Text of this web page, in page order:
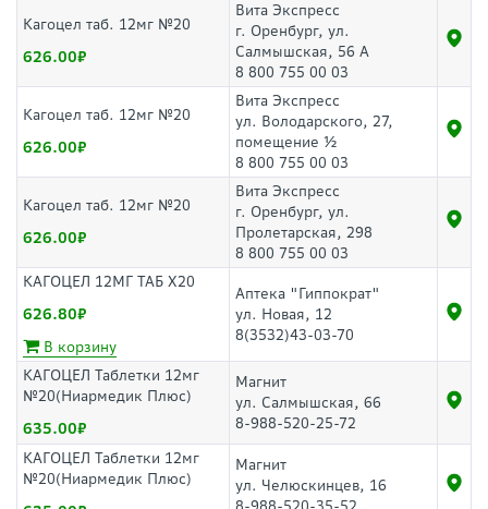
Кагоцел таб. 12мг №20
626.00
Вита Экспресс
г. Оренбург, ул.
Салмышская, 56 А
8 800 755 00 03
Кагоцел таб. 12мг №20
626.00
Вита Экспресс
ул. Володарского, 27,
помещение ½
8 800 755 00 03
Кагоцел таб. 12мг №20
626.00
Вита Экспресс
г. Оренбург, ул.
Пролетарская, 298
8 800 755 00 03
КАГОЦЕЛ 12МГ ТАБ Х20
626.80
В корзину
Аптека "Гиппократ"
ул. Новая, 12
8(3532)43-03-70
КАГОЦЕЛ Таблетки 12мг
№20(Ниармедик Плюс)
635.00
Магнит
ул. Салмышская, 66
8-988-520-25-72
КАГОЦЕЛ Таблетки 12мг
№20(Ниармедик Плюс)
Магнит
ул. Челюскинцев, 16